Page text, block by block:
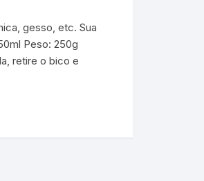
gesso, etc. Sua
Peso: 250g
retire o bico e